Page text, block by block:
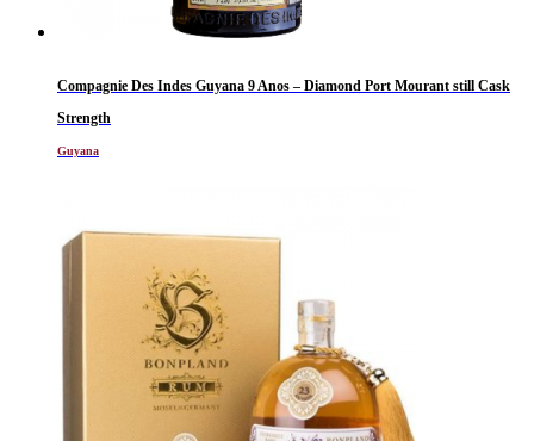
Compagnie Des Indes Guyana 9 Anos – Diamond Port Mourant still Cask
Strength
Guyana